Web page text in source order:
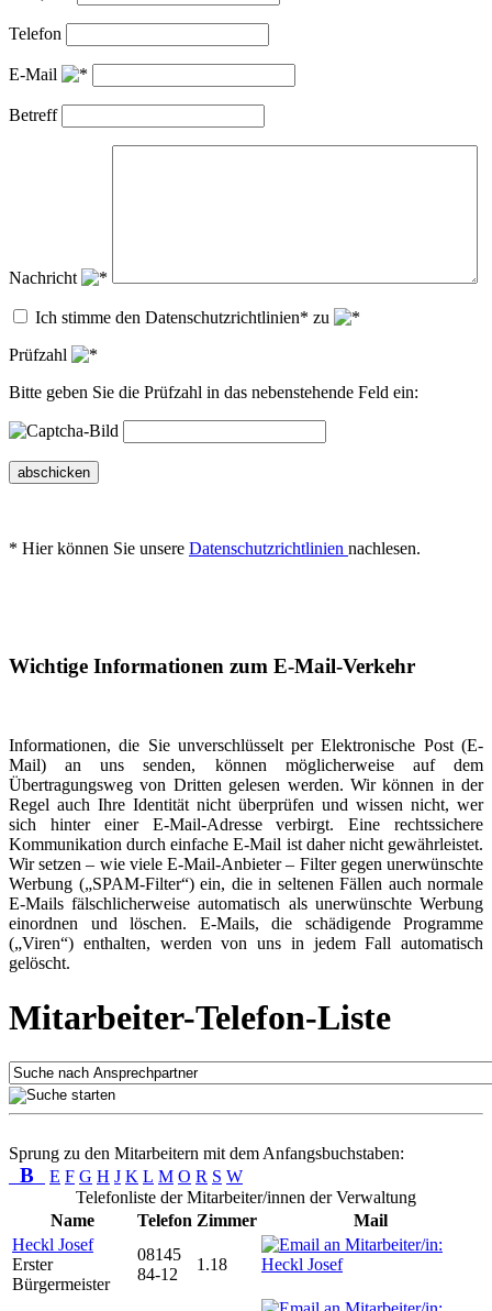
Telefon
E-Mail
Betreff
Nachricht
Ich stimme den Datenschutzrichtlinien* zu
Prüfzahl
Bitte geben Sie die Prüfzahl in das nebenstehende Feld ein:
abschicken
* Hier können Sie unsere Datenschutzrichtlinien nachlesen.
Wichtige Informationen zum E-Mail-Verkehr
Informationen, die Sie unverschlüsselt per Elektronische Post (E-
Mail) an uns senden, können möglicherweise auf dem
Übertragungsweg von Dritten gelesen werden. Wir können in der
Regel auch Ihre Identität nicht überprüfen und wissen nicht, wer
sich hinter einer E-Mail-Adresse verbirgt. Eine rechtssichere
Kommunikation durch einfache E-Mail ist daher nicht gewährleistet.
Wir setzen – wie viele E-Mail-Anbieter – Filter gegen unerwünschte
Werbung („SPAM-Filter“) ein, die in seltenen Fällen auch normale
E-Mails fälschlicherweise automatisch als unerwünschte Werbung
einordnen und löschen. E-Mails, die schädigende Programme
(„Viren“) enthalten, werden von uns in jedem Fall automatisch
gelöscht.
Mitarbeiter-Telefon-Liste
Sprung zu den Mitarbeitern mit dem Anfangsbuchstaben:
B E F G H J K L M O R S W
Telefonliste der Mitarbeiter/innen der Verwaltung
Name
Telefon Zimmer
Mail
Heckl Josef
Erster
Bürgermeister
08145
84-12
1.18